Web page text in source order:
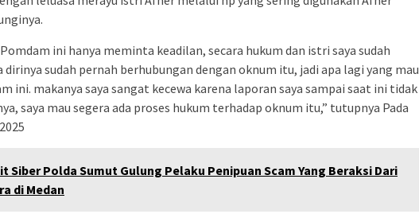
ini hanya meminta keadilan, secara hukum dan istri saya sudah
dirinya sudah pernah berhubungan dengan oknum itu, jadi apa lagi yang mau
ini. makanya saya sangat kecewa karena laporan saya sampai saat ini tidak
saya mau segera ada proses hukum terhadap oknum itu,” tutupnya Pada
Siber Polda Sumut Gulung Pelaku Penipuan Scam Yang Beraksi Dari
di Medan